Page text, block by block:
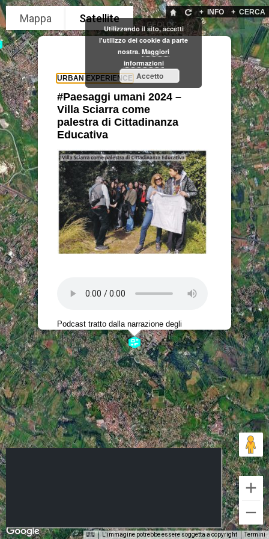
+ CERCA
+ INFO
GEOLOC
Utilizzando il sito, accetti
l'utilizzo dei cookie da parte
nostra. Maggiori
informazioni
Accetto